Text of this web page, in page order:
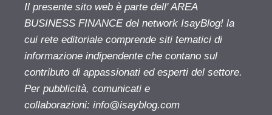
Il presente sito web è parte dell' AREA
BUSINESS FINANCE del network IsayBlog! la
cui rete editoriale comprende siti tematici di
informazione indipendente che contano sul
contributo di appassionati ed esperti del settore.
Per pubblicità, comunicati e
collaborazioni: info@isayblog.com